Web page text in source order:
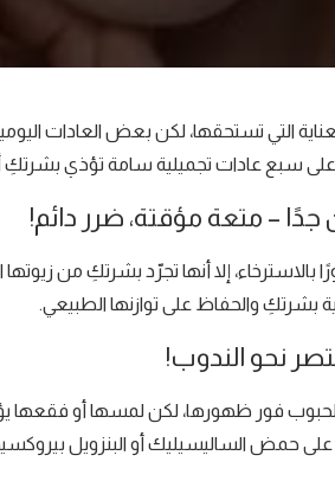
التي تستحقها، لكن بعض العادات
على سبع عادات تجميلية سامة تؤذي بشرتكِ
جدًا – متعة مؤقتة، ضرر دائم!
بالاسترخاء، إلا أنها تجرّد بشرتكِ من
بشرتكِ والحفاظ على توازنها الطبيعي.
نحو الندوب!
فور ظهورها، لكن لمسها أو فقعها يؤدي
حمض الساليسيليك أو البنزويل